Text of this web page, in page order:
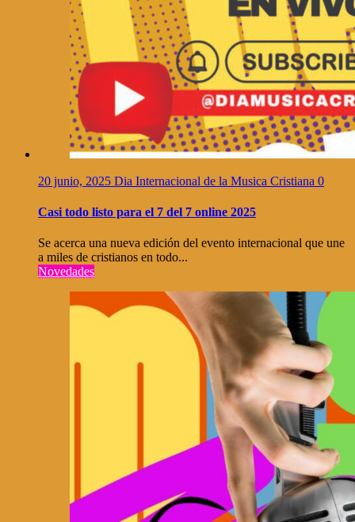
20 junio, 2025 Dia Internacional de la Musica Cristiana 0
Casi todo listo para el 7 del 7 online 2025
Se acerca una nueva edición del evento internacional que une
a miles de cristianos en todo...
Novedades